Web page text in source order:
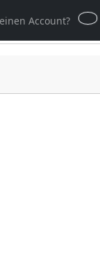
Account?